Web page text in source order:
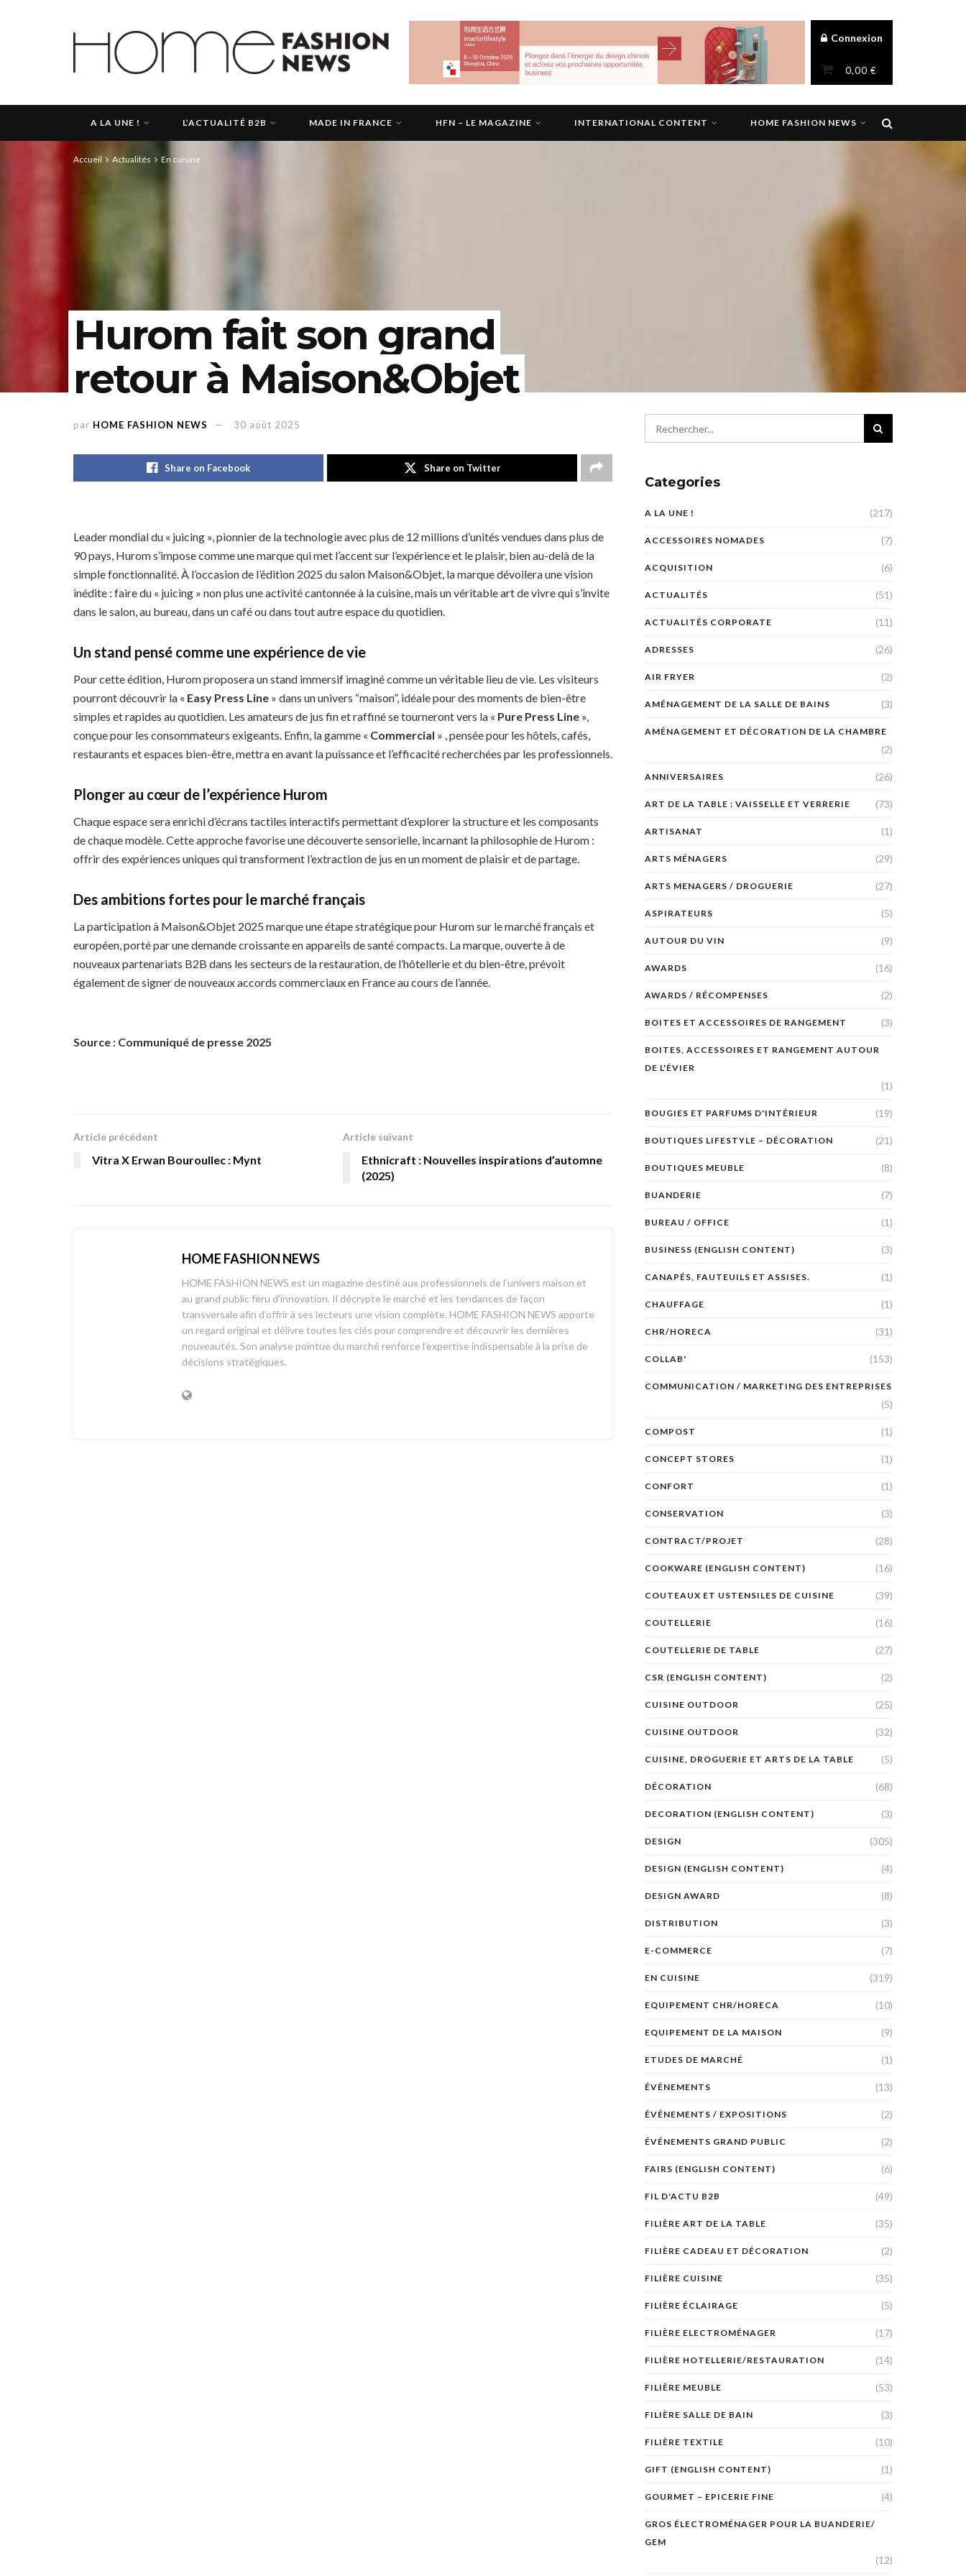
Connexion
0,00 €
A LA UNE ! L’ACTUALITÉ B2B MADE IN FRANCE HFN – LE MAGAZINE INTERNATIONAL CONTENT HOME FASHION NEWS
Accueil Actualités En cuisine
Hurom fait son grand
retour à Maison&Objet
par HOME FASHION NEWS 30 août 2025
Share on Facebook Share on Twitter
Leader mondial du « juicing », pionnier de la technologie avec plus de 12 millions d’unités vendues dans plus de
90 pays, Hurom s’impose comme une marque qui met l’accent sur l’expérience et le plaisir, bien au-delà de la
simple fonctionnalité. À l’occasion de l’édition 2025 du salon Maison&Objet, la marque dévoilera une vision
inédite : faire du « juicing » non plus une activité cantonnée à la cuisine, mais un véritable art de vivre qui s’invite
dans le salon, au bureau, dans un café ou dans tout autre espace du quotidien.
Un stand pensé comme une expérience de vie
Pour cette édition, Hurom proposera un stand immersif imaginé comme un véritable lieu de vie. Les visiteurs
pourront découvrir la « Easy Press Line » dans un univers “maison”, idéale pour des moments de bien-être
simples et rapides au quotidien. Les amateurs de jus fin et raffiné se tourneront vers la « Pure Press Line »,
conçue pour les consommateurs exigeants. Enfin, la gamme « Commercial » , pensée pour les hôtels, cafés,
restaurants et espaces bien-être, mettra en avant la puissance et l’efficacité recherchées par les professionnels.
Plonger au cœur de l’expérience Hurom
Chaque espace sera enrichi d’écrans tactiles interactifs permettant d’explorer la structure et les composants
de chaque modèle. Cette approche favorise une découverte sensorielle, incarnant la philosophie de Hurom :
offrir des expériences uniques qui transforment l’extraction de jus en un moment de plaisir et de partage.
Des ambitions fortes pour le marché français
La participation à Maison&Objet 2025 marque une étape stratégique pour Hurom sur le marché français et
européen, porté par une demande croissante en appareils de santé compacts. La marque, ouverte à de
nouveaux partenariats B2B dans les secteurs de la restauration, de l’hôtellerie et du bien-être, prévoit
également de signer de nouveaux accords commerciaux en France au cours de l’année.
Source : Communiqué de presse 2025
Article précédent
Vitra X Erwan Bouroullec : Mynt
Article suivant
Ethnicraft : Nouvelles inspirations d’automne
(2025)
HOME FASHION NEWS
HOME FASHION NEWS est un magazine destiné aux professionnels de l’univers maison et
au grand public féru d’innovation. Il décrypte le marché et les tendances de façon
transversale afin d’offrir à ses lecteurs une vision complète. HOME FASHION NEWS apporte
un regard original et délivre toutes les clés pour comprendre et découvrir les dernières
nouveautés. Son analyse pointue du marché renforce l’expertise indispensable à la prise de
décisions stratégiques.
Categories
A LA UNE ! (217)
ACCESSOIRES NOMADES (7)
ACQUISITION (6)
ACTUALITÉS (51)
ACTUALITÉS CORPORATE (11)
ADRESSES (26)
AIR FRYER (2)
AMÉNAGEMENT DE LA SALLE DE BAINS (3)
AMÉNAGEMENT ET DÉCORATION DE LA CHAMBRE
(2)
ANNIVERSAIRES (26)
ART DE LA TABLE : VAISSELLE ET VERRERIE (73)
ARTISANAT (1)
ARTS MÉNAGERS (29)
ARTS MENAGERS / DROGUERIE (27)
ASPIRATEURS (5)
AUTOUR DU VIN (9)
AWARDS (16)
AWARDS / RÉCOMPENSES (2)
BOITES ET ACCESSOIRES DE RANGEMENT (3)
BOITES, ACCESSOIRES ET RANGEMENT AUTOUR
DE L'ÉVIER
(1)
BOUGIES ET PARFUMS D'INTÉRIEUR (19)
BOUTIQUES LIFESTYLE – DÉCORATION (21)
BOUTIQUES MEUBLE (8)
BUANDERIE (7)
BUREAU / OFFICE (1)
BUSINESS (ENGLISH CONTENT) (3)
CANAPÉS, FAUTEUILS ET ASSISES. (1)
CHAUFFAGE (1)
CHR/HORECA (31)
COLLAB' (153)
COMMUNICATION / MARKETING DES ENTREPRISES
(5)
COMPOST (1)
CONCEPT STORES (1)
CONFORT (1)
CONSERVATION (3)
CONTRACT/PROJET (28)
COOKWARE (ENGLISH CONTENT) (16)
COUTEAUX ET USTENSILES DE CUISINE (39)
COUTELLERIE (16)
COUTELLERIE DE TABLE (27)
CSR (ENGLISH CONTENT) (2)
CUISINE OUTDOOR (25)
CUISINE OUTDOOR (32)
CUISINE, DROGUERIE ET ARTS DE LA TABLE (5)
DÉCORATION (68)
DECORATION (ENGLISH CONTENT) (3)
DESIGN (305)
DESIGN (ENGLISH CONTENT) (4)
DESIGN AWARD (8)
DISTRIBUTION (3)
E-COMMERCE (7)
EN CUISINE (319)
EQUIPEMENT CHR/HORECA (10)
EQUIPEMENT DE LA MAISON (9)
ETUDES DE MARCHÉ (1)
ÉVÉNEMENTS (13)
ÉVÉNEMENTS / EXPOSITIONS (2)
ÉVÉNEMENTS GRAND PUBLIC (2)
FAIRS (ENGLISH CONTENT) (6)
FIL D'ACTU B2B (49)
FILIÈRE ART DE LA TABLE (35)
FILIÈRE CADEAU ET DÉCORATION (2)
FILIÈRE CUISINE (35)
FILIÈRE ÉCLAIRAGE (5)
FILIÈRE ELECTROMÉNAGER (17)
FILIÈRE HOTELLERIE/RESTAURATION (14)
FILIÈRE MEUBLE (53)
FILIÈRE SALLE DE BAIN (3)
FILIÈRE TEXTILE (10)
GIFT (ENGLISH CONTENT) (1)
GOURMET – EPICERIE FINE (4)
GROS ÉLECTROMÉNAGER POUR LA BUANDERIE/
GEM
(12)